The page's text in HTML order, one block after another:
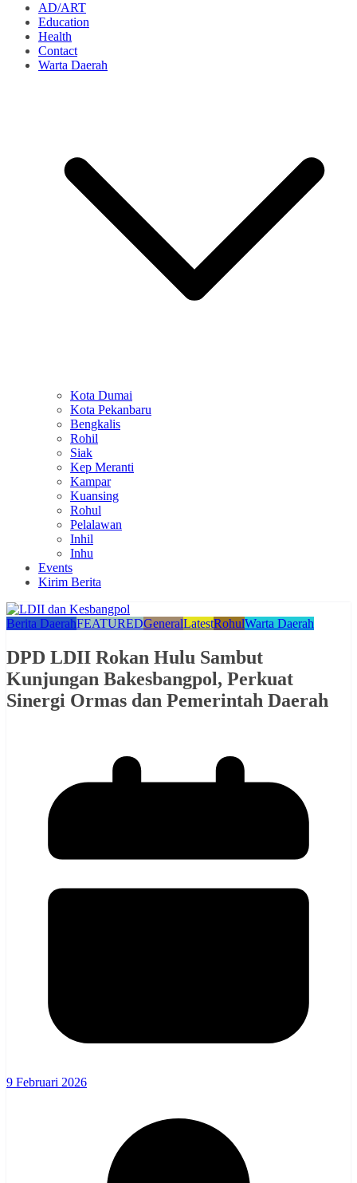
AD/ART
Education
Health
Contact
Warta Daerah
Kota Dumai
Kota Pekanbaru
Bengkalis
Rohil
Siak
Kep Meranti
Kampar
Kuansing
Rohul
Pelalawan
Inhil
Inhu
Events
Kirim Berita
Berita DaerahFEATUREDGeneralLatestRohulWarta Daerah
DPD LDII Rokan Hulu Sambut
Kunjungan Bakesbangpol, Perkuat
Sinergi Ormas dan Pemerintah Daerah
9 Februari 2026